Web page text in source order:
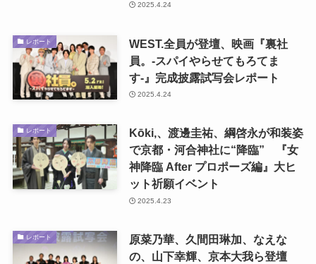
2025.4.24
レポート
WEST.全員が登壇、映画『裏社
員。-スパイやらせてもろてま
す‐』完成披露試写会レポート
2025.4.24
レポート
Kōki,、渡邊圭祐、綱啓永が和装姿
で京都・河合神社に“降臨” 『女
神降臨 After プロポーズ編』大ヒ
ット祈願イベント
2025.4.23
レポート
原菜乃華、久間田琳加、なえな
の、山下幸輝、京本大我ら登壇